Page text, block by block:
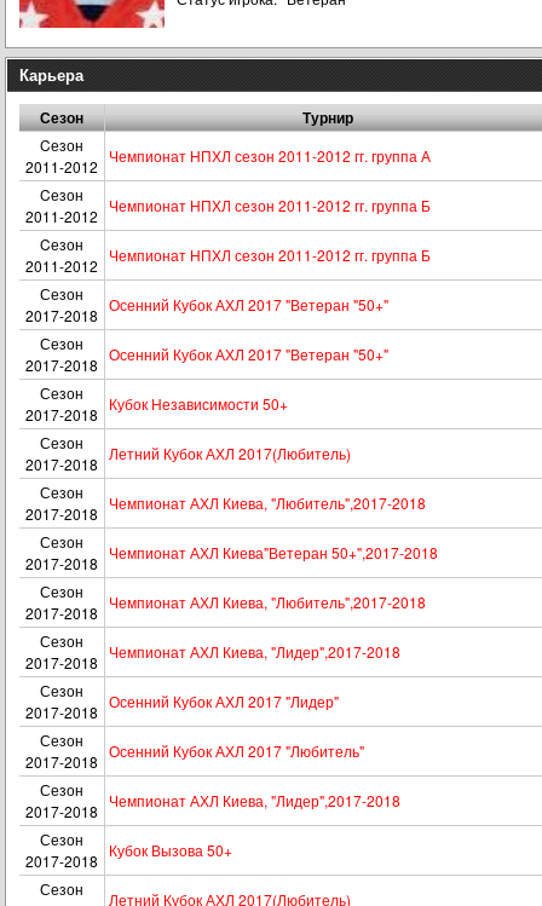
Карьера
Сезон Турнир
Cезон
2011-2012
Чемпионат НПХЛ сезон 2011-2012 гг. группа А
Cезон
2011-2012
Чемпионат НПХЛ сезон 2011-2012 гг. группа Б
Cезон
2011-2012
Чемпионат НПХЛ сезон 2011-2012 гг. группа Б
Сезон
2017-2018
Осенний Кубок АХЛ 2017 "Ветеран "50+"
Сезон
2017-2018
Осенний Кубок АХЛ 2017 "Ветеран "50+"
Сезон
2017-2018
Кубок Независимости 50+
Сезон
2017-2018
Летний Кубок АХЛ 2017(Любитель)
Сезон
2017-2018
Чемпионат АХЛ Киева, "Любитель",2017-2018
Сезон
2017-2018
Чемпионат АХЛ Киева"Ветеран 50+",2017-2018
Сезон
2017-2018
Чемпионат АХЛ Киева, "Любитель",2017-2018
Сезон
2017-2018
Чемпионат АХЛ Киева, "Лидер",2017-2018
Сезон
2017-2018
Осенний Кубок АХЛ 2017 "Лидер"
Сезон
2017-2018
Осенний Кубок АХЛ 2017 "Любитель"
Сезон
2017-2018
Чемпионат АХЛ Киева, "Лидер",2017-2018
Сезон
2017-2018
Кубок Вызова 50+
Сезон
Летний Кубок АХЛ 2017(Любитель)